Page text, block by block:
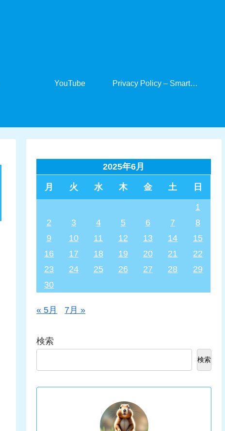
YouTube Privacy Policy – SmartCabinet
2025年6月
月 火 水 木 金 土 日
1
2
3 4 5 6 7
8
9
10 11 12 13 14
15
16
17 18 19 20 21
22
23
24 25 26 27 28
29
30
« 5月 7月 »
検索
検索